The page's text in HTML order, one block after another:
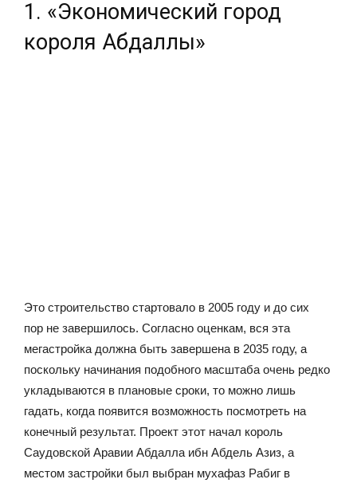
1. «Экономический город
короля Абдаллы»
Это строительство стартовало в 2005 году и до сих
пор не завершилось. Согласно оценкам, вся эта
мегастройка должна быть завершена в 2035 году, а
поскольку начинания подобного масштаба очень редко
укладываются в плановые сроки, то можно лишь
гадать, когда появится возможность посмотреть на
конечный результат. Проект этот начал король
Саудовской Аравии Абдалла ибн Абдель Азиз, а
местом застройки был выбран мухафаз Рабиг в